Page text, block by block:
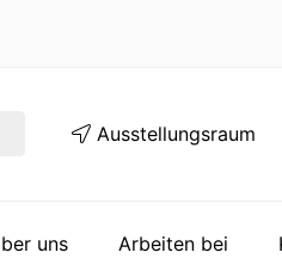
Ausstellungsraum
uns Arbeiten bei